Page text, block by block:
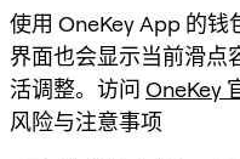
使用 OneKey App 的钱
界面也会显示当前滑点
活调整。访问 OneKey
风险与注意事项